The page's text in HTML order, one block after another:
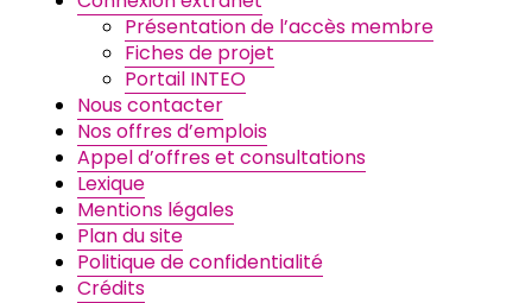
Présentation de l’accès membre
Fiches de projet
Portail INTEO
Nous contacter
Nos offres d’emplois
Appel d’offres et consultations
Lexique
Mentions légales
Plan du site
Politique de confidentialité
Crédits